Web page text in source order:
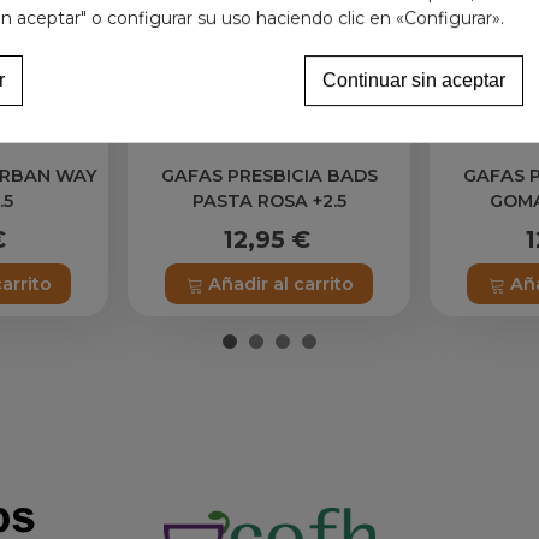
WAY
GAFAS PRESBICIA BADS
PASTA ROSA +2.5
12,95 €
Añadir al carrito
GAFAS
aceptar" o configurar su uso haciendo clic en «Configurar».
Continuar sin aceptar